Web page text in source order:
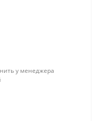
у менеджера